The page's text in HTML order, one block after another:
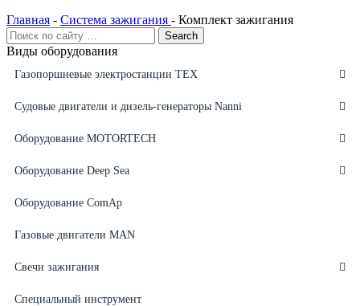
Главная - Система зажигания - Комплект зажигания
Виды оборудования
Газопоршневые электростанции ТЕХ
Судовые двигатели и дизель-генераторы Nanni
Оборудование MOTORTECH
Оборудование Deep Sea
Оборудование ComAp
Газовые двигатели MAN
Свечи зажигания
Специальный инструмент